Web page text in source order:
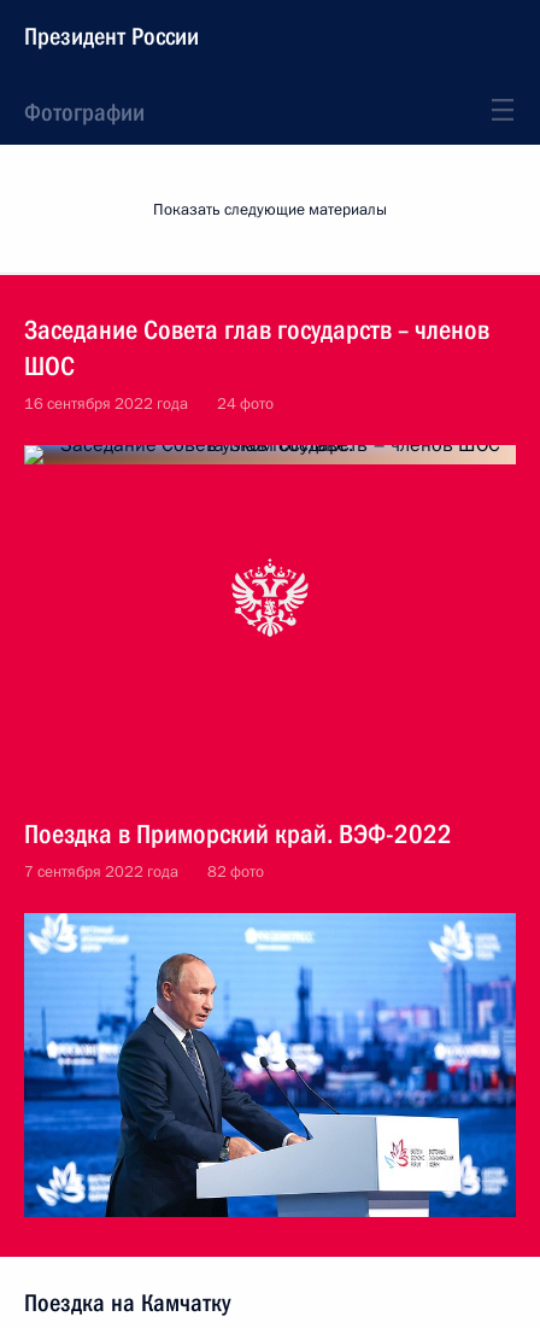
Президент России
Фотографии
Показать следующие материалы
Заседание Совета глав государств – членов
ШОС
16 сентября 2022 года 24 фото
Поездка в Приморский край. ВЭФ-2022
7 сентября 2022 года 82 фото
Поездка на Камчатку